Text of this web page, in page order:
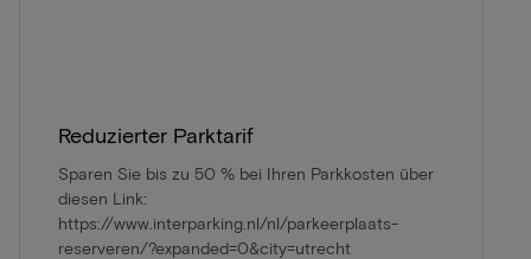
Reduzierter Parktarif
Sparen Sie bis zu 50 % bei Ihren Parkkosten über
diesen Link:
https://www.interparking.nl/nl/parkeerplaats-
reserveren/?expanded=0&city=utrecht